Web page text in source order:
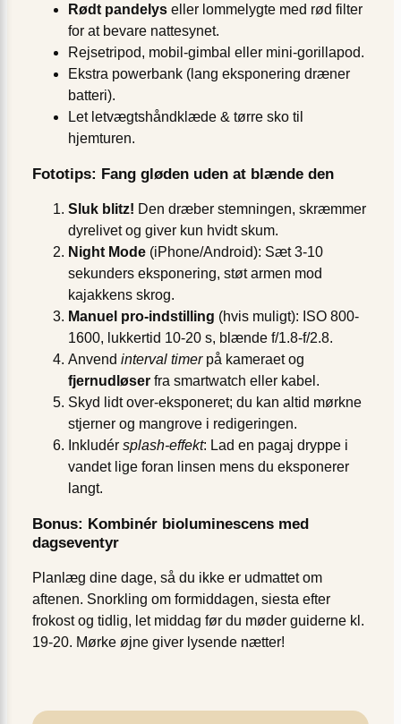
Rødt pandelys eller lommelygte med rød filter
for at bevare nattesynet.
Rejsetripod, mobil-gimbal eller mini-gorillapod.
Ekstra powerbank (lang eksponering dræner
batteri).
Let letvægtshåndklæde & tørre sko til
hjemturen.
Fototips: Fang gløden uden at blænde den
Sluk blitz! Den dræber stemningen, skræmmer
dyrelivet og giver kun hvidt skum.
Night Mode (iPhone/Android): Sæt 3-10
sekunders eksponering, støt armen mod
kajakkens skrog.
Manuel pro-indstilling (hvis muligt): ISO 800-
1600, lukkertid 10-20 s, blænde f/1.8-f/2.8.
Anvend interval timerpå kameraet og
fjernudløser fra smartwatch eller kabel.
Skyd lidt over-eksponeret; du kan altid mørkne
stjerner og mangrove i redigeringen.
Inkludér splash-effekt: Lad en pagaj dryppe i
vandet lige foran linsen mens du eksponerer
langt.
Bonus: Kombinér bioluminescens med
dagseventyr
Planlæg dine dage, så du ikke er udmattet om
aftenen. Snorkling om formiddagen, siesta efter
frokost og tidlig, let middag før du møder guiderne kl.
19-20. Mørke øjne giver lysende nætter!